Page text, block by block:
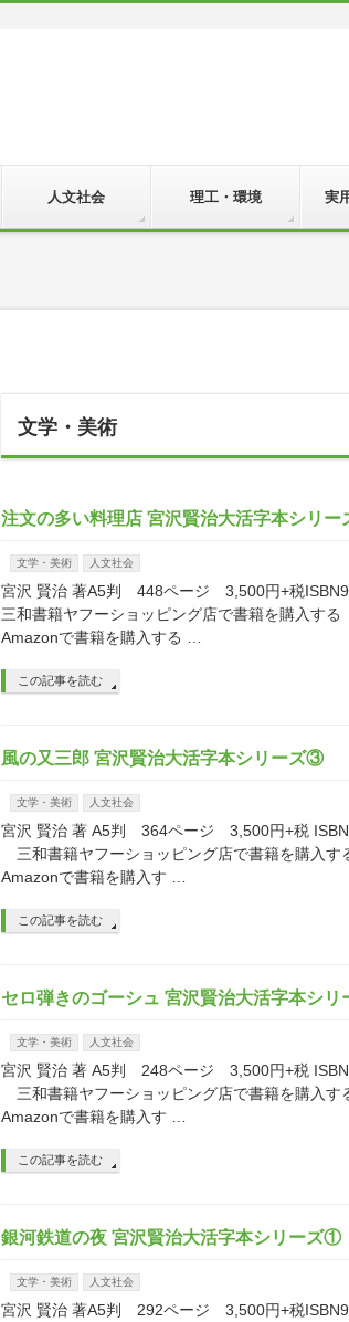
人文社会 理工・環境 実
文学・美術
注文の多い料理店 宮沢賢治大活字本シリ
文学・美術 人文社会
宮沢 賢治 著A5判 448ページ 3,500円+税
三和書籍ヤフーショッピング店で書籍を購入
Amazonで書籍を購入する …
この記事を読む
風の又三郎 宮沢賢治大活字本シリーズ③
文学・美術 人文社会
宮沢 賢治 著 A5判 364ページ 3,500円+税
三和書籍ヤフーショッピング店で書籍を購入
Amazonで書籍を購入す …
この記事を読む
セロ弾きのゴーシュ 宮沢賢治大活字本シ
文学・美術 人文社会
宮沢 賢治 著 A5判 248ページ 3,500円+税
三和書籍ヤフーショッピング店で書籍を購入
Amazonで書籍を購入す …
この記事を読む
銀河鉄道の夜 宮沢賢治大活字本シリーズ①
文学・美術 人文社会
宮沢 賢治 著A5判 292ページ 3,500円+税